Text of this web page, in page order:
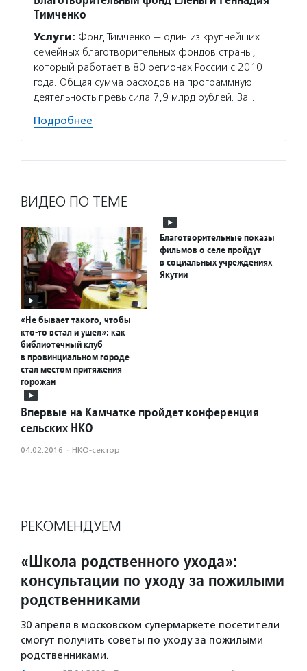
Тимченко
Услуги: Фонд Тимченко — один из крупнейших
семейных благотворительных фондов страны,
который работает в 80 регионах России с 2010
года. Общая сумма расходов на программную
деятельность превысила 7,9 млрд рублей. За…
Подробнее
ВИДЕО ПО ТЕМЕ
«Не бывает такого, чтобы
кто-то встал и ушел»: как
библиотечный клуб
в провинциальном городе
стал местом притяжения
горожан
Благотворительные показы
фильмов о селе пройдут
в социальных учреждениях
Якутии
Впервые на Камчатке пройдет конференция
сельских НКО
04.02.2016 · НКО-сектор
РЕКОМЕНДУЕМ
«Школа родственного ухода»:
консультации по уходу за пожилыми
родственниками
30 апреля в московском супермаркете посетители
смогут получить советы по уходу за пожилыми
родственниками.